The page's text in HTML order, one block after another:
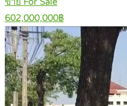
602,000,000฿